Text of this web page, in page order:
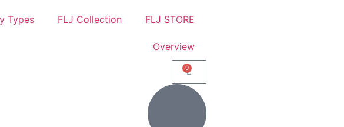
FLJ STORE
FLJ Collection
Types
Overview
0